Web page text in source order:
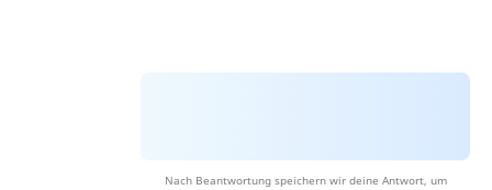
Nach Beantwortung speichern wir deine Antwort, um